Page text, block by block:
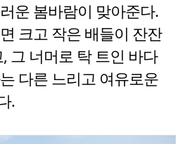
운 봄바람이 맞아준다.
크고 작은 배들이 잔잔
그 너머로 탁 트인 바다
다른 느리고 여유로운
.